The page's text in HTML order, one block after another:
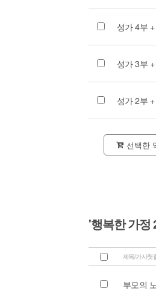
성가 4부
성가 3부
성가 2부
선택한
'행복한 가정
제목/가사첫
부모의